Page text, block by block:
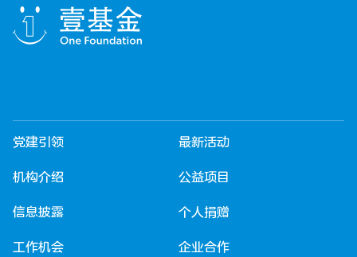
党建引领
机构介绍
信息披露
工作机会
最新活动
公益项目
个人捐赠
企业合作